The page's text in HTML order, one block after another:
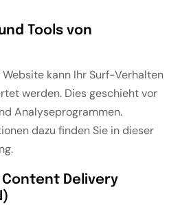
Tools von
kann Ihr Surf-Verhalten
werden. Dies geschieht vor
Analyseprogrammen.
dazu finden Sie in dieser
Delivery